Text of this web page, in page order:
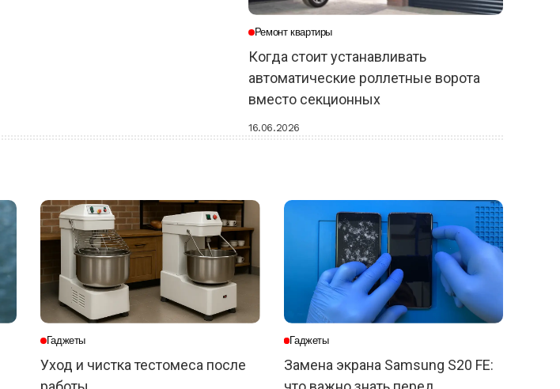
Ремонт квартиры
Когда стоит устанавливать
автоматические роллетные ворота
вместо секционных
16.06.2026
Гаджеты
Уход и чистка тестомеса после
Гаджеты
Замена экрана Samsung S20 FE: